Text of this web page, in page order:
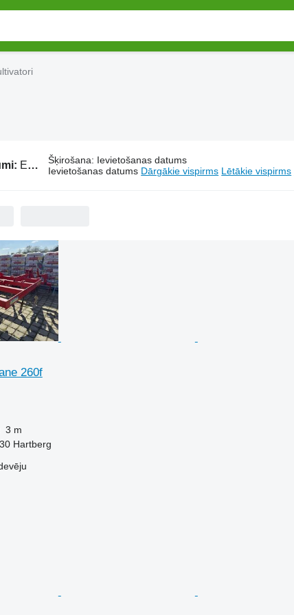
Einböck kultivatori Šķirošana: Ievietošanas datums
Ievietošanas datums Dārgākie vispirms Lētākie vispirms
260f
3 m
Hartberg